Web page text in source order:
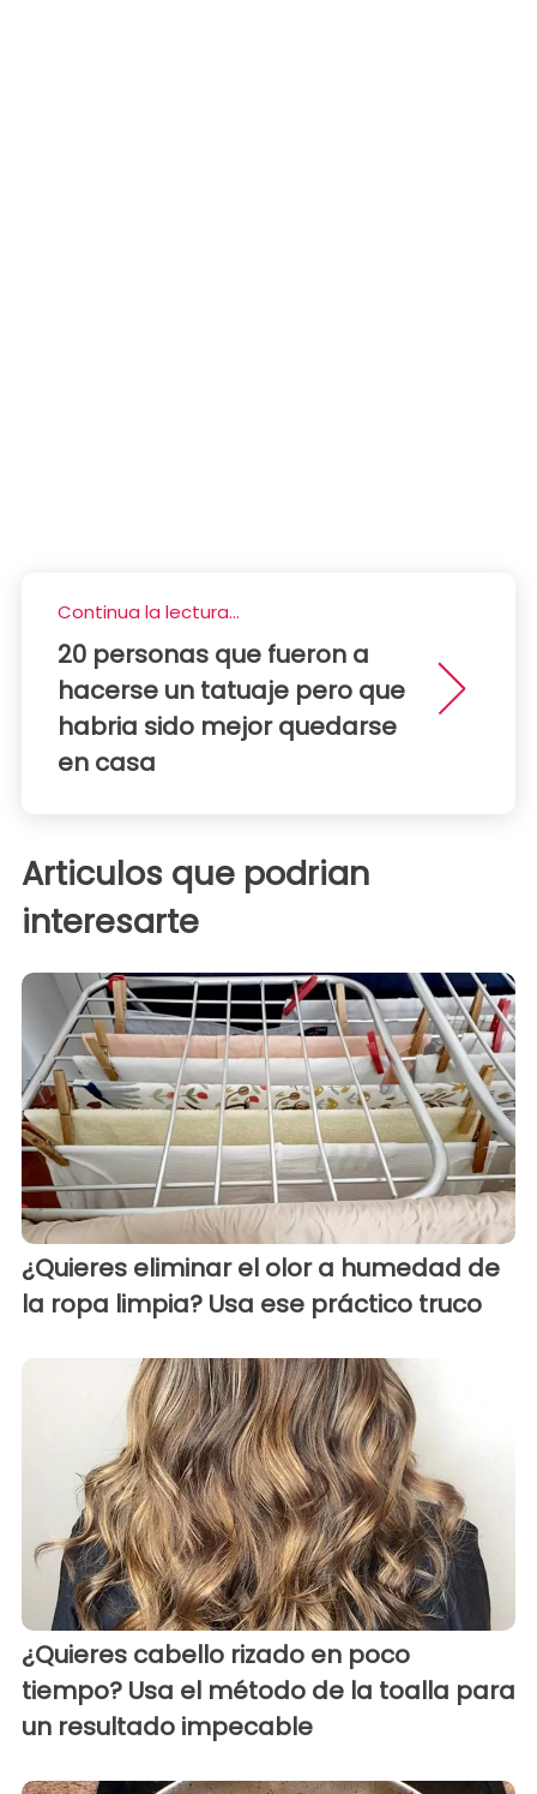
Continua la lectura...
20 personas que fueron a
hacerse un tatuaje pero que
habria sido mejor quedarse
en casa
Articulos que podrian
interesarte
¿Quieres eliminar el olor a humedad de
la ropa limpia? Usa ese práctico truco
¿Quieres cabello rizado en poco
tiempo? Usa el método de la toalla para
un resultado impecable